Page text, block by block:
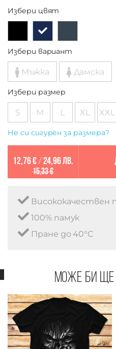
Избери цвят
Избери вариант
Мъжка Дамска
Избери размер
S M L XL XXL
Не си сигурен за размера?
12,76 €/ 24,96 лв.
15,33 €
Висококачествен
100% памук
Пране до 40°C
Може би ще